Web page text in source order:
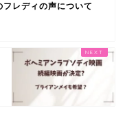
フレディの声について